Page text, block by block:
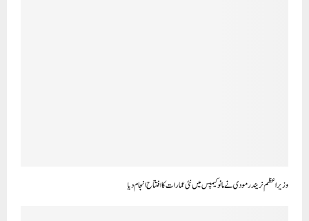
وزیر اعظم نریندر مودی نے مانو کیمپس میں نئی عمارات کا افتتاح انجام دیا